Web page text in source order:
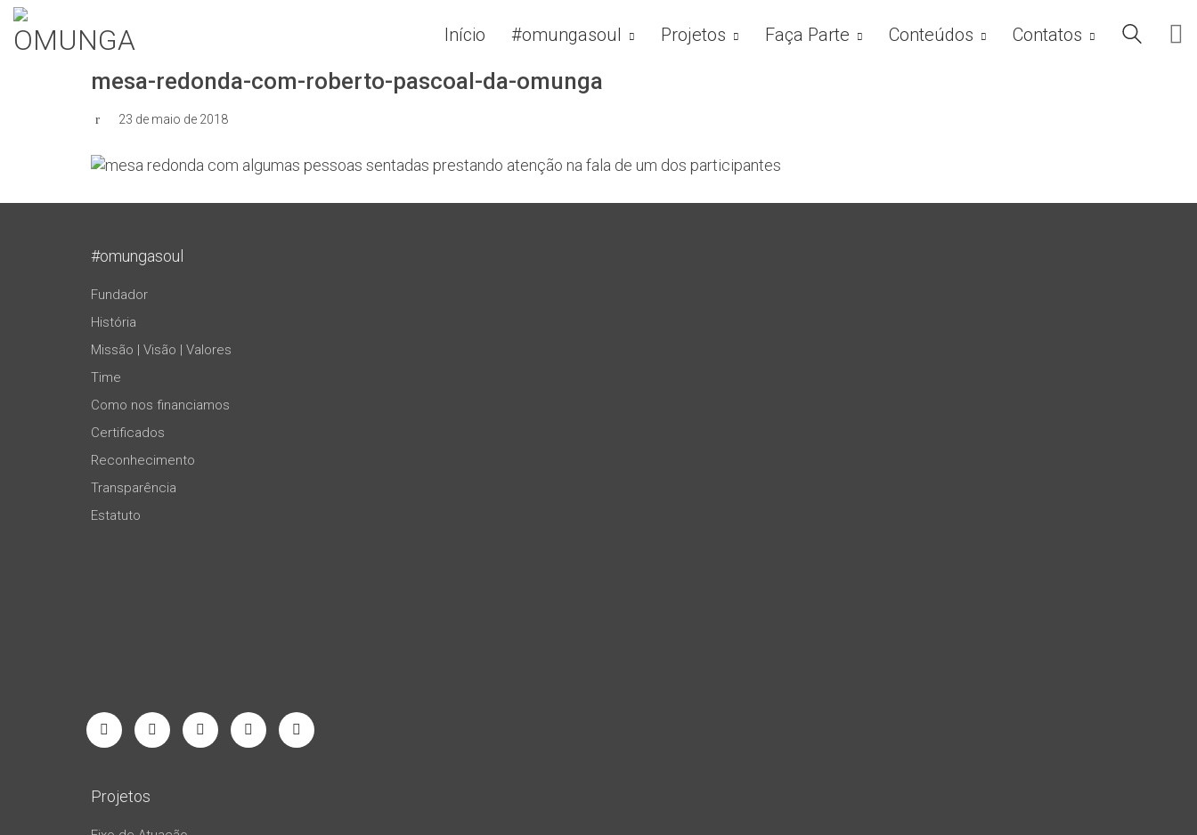
Início #omungasoul Projetos Faça Parte Conteúdos Contatos
mesa-redonda-com-roberto-pascoal-da-omunga
23 de maio de 2018
#omungasoul
Fundador
História
Missão | Visão | Valores
Time
Como nos financiamos
Certificados
Reconhecimento
Transparência
Estatuto
Projetos